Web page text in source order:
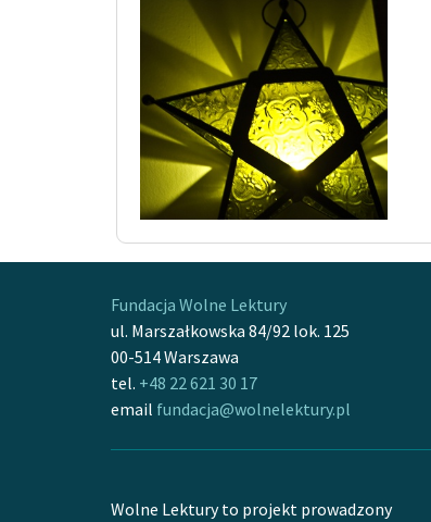
Fundacja Wolne Lektury
ul. Marszałkowska 84/92 lok. 125
00-514 Warszawa
tel. +48 22 621 30 17
email fundacja@wolnelektury.pl
Wolne Lektury to projekt prowadzony